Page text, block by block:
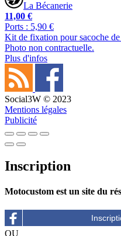
La Bécanerie
11,00 €
Ports : 5,90 €
Kit de fixation pour sacoche
Photo non contractuelle.
Plus d'infos
Social3W © 2023
Mentions légales
Publicité
Inscription
Motocustom est un site du
OU